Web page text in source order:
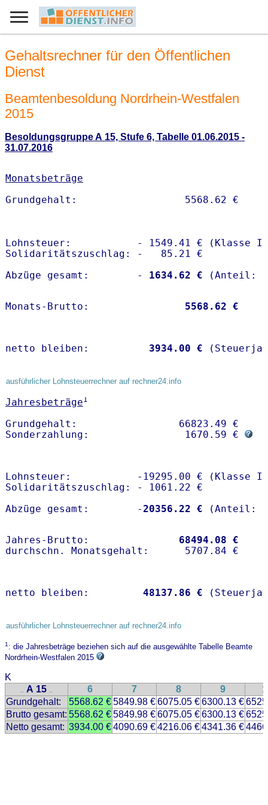
Gehaltsrechner für den Öffentlichen
Dienst
Beamtenbesoldung Nordrhein-Westfalen
2015
Besoldungsgruppe A 15, Stufe 6, Tabelle 01.06.2015 -
31.07.2016
Monatsbeträge
Lohnsteuer:           - 1549.41 € (Klasse I)
Solidaritätszuschlag: -   85.21 €
Abzüge gesamt:        -
1634.62 €
Monats-Brutto: 5568.62 €
netto bleiben: 3934.00 €
ausführlicher Lohnsteuerrechner auf rechner24.info
Jahresbeträge1
Grundgehalt:                 66823.49 €
Sonderzahlung:                1670.59 €
Lohnsteuer:           -19295.00 € (Klasse I)
Solidaritätszuschlag: - 1061.22 €
Abzüge gesamt:        -20356.22 €
Jahres-Brutto: 68494.08 €
netto bleiben: 48137.86 €
ausführlicher Lohnsteuerrechner auf rechner24.info
1: die Jahresbeträge beziehen sich auf die ausgewählte Tabelle Beamte
Nordrhein-Westfalen 2015
K
.. A 15 .. 6 7 8 9
Grundgehalt:
5568.62 €5849.98 €6075.05 €6300.13 €
Brutto gesamt: 5568.62 €5849.98 €6075.05 €6300.13 €
Netto gesamt: 3934.00 €4090.69 €4216.06 €4341.36 €